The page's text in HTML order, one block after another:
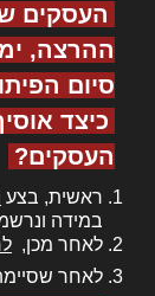
העסקים
ההרצה,
סיום
כיצד
העסקים?
ראשית, בצע
במידה
לאחר מכן,
לאחר